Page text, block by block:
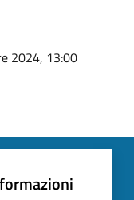
2024, 13:00